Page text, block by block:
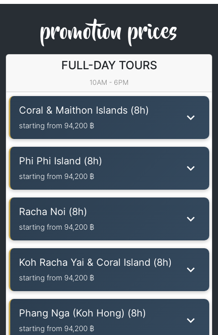
promotion prices
FULL-DAY TOURS
10AM - 6PM
Coral & Maithon Islands (8h)
starting from 94,200 ฿
Phi Phi Island (8h)
starting from 94,200 ฿
Racha Noi (8h)
starting from 94,200 ฿
Koh Racha Yai & Coral Island (8h)
starting from 94,200 ฿
Phang Nga (Koh Hong) (8h)
starting from 94,200 ฿